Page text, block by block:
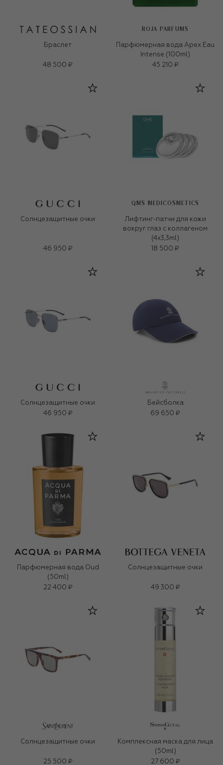
Браслет
48 500 ₽
ROJA PARFUMS
Парфюмерная вода Apex Eau
Intense (100ml)
45 210 ₽
Солнцезащитные очки
46 950 ₽
QMS MEDICOSMETICS
Лифтинг-патчи для кожи
вокруг глаз с коллагеном
(4x3,3ml)
18 500 ₽
Солнцезащитные очки
46 950 ₽
Бейсболка
69 650 ₽
Парфюмерная вода Oud
(50ml)
22 400 ₽
Солнцезащитные очки
49 300 ₽
Солнцезащитные очки
25 500 ₽
Комплексная маска для лица
(50ml)
27 600 ₽